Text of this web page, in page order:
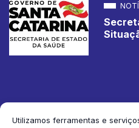
Utilizamos ferramentas e